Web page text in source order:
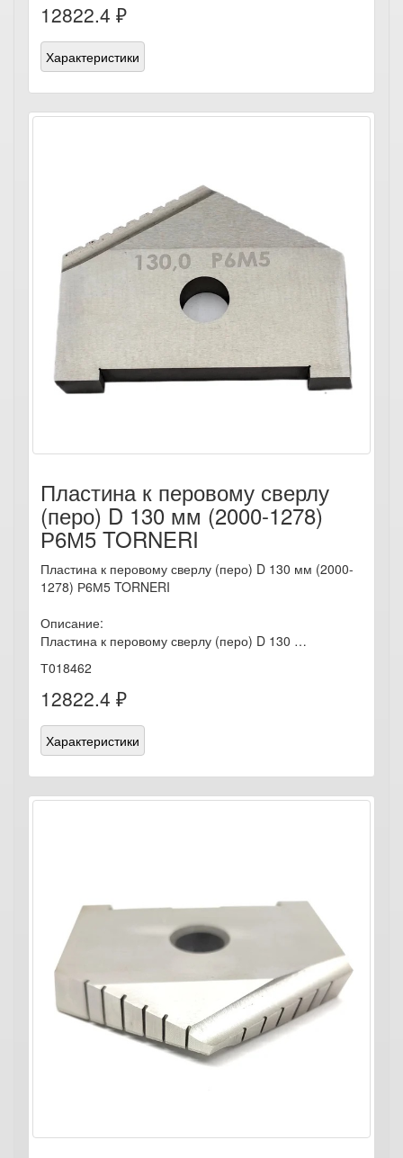
12822.4 ₽
Характеристики
Пластина к перовому сверлу
(перо) D 130 мм (2000-1278)
Р6М5 TORNERI
Пластина к перовому сверлу (перо) D 130 мм (2000-
1278) Р6М5 TORNERI
Описание:
Пластина к перовому сверлу (перо) D 130 …
Т018462
12822.4 ₽
Характеристики